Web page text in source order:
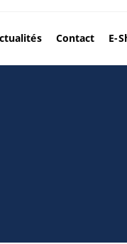
Contact E-